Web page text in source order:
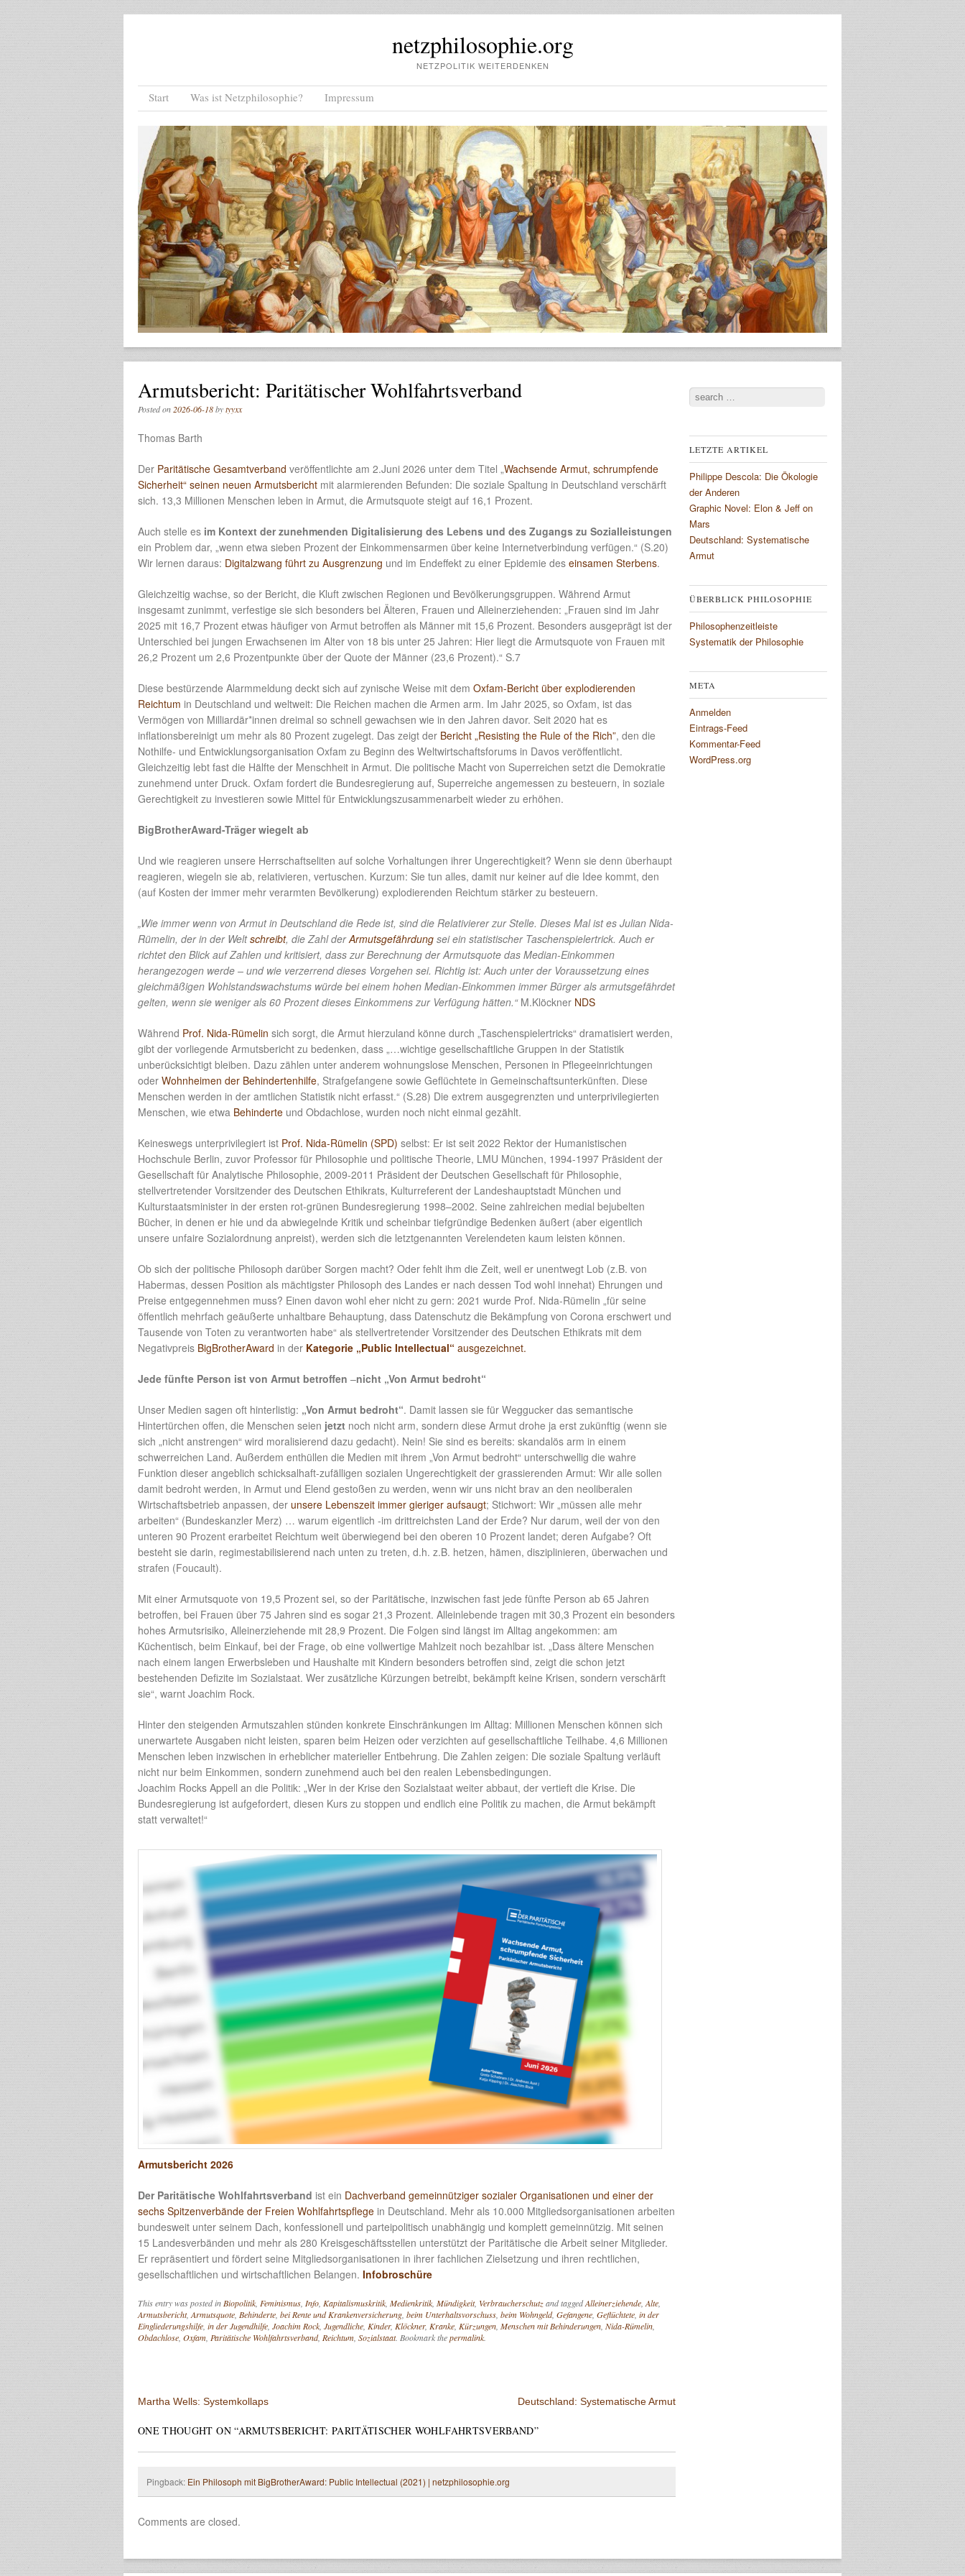
netzphilosophie.org
NETZPOLITIK WEITERDENKEN
Menu
Skip to content
Start Was ist Netzphilosophie? Impressum
Armutsbericht: Paritätischer Wohlfahrtsverband
Posted on 2026-06-18bytyyxx
Thomas Barth
Der Paritätische Gesamtverband veröffentlichte am 2.Juni 2026 unter dem Titel „Wachsende Armut, schrumpfende
Sicherheit“ seinen neuen Armutsbericht mit alarmierenden Befunden: Die soziale Spaltung in Deutschland verschärft
sich. 13,3 Millionen Menschen leben in Armut, die Armutsquote steigt auf 16,1 Prozent.
Auch stelle es im Kontext der zunehmenden Digitalisierung des Lebens und des Zugangs zu Sozialleistungen
ein Problem dar, „wenn etwa sieben Prozent der Einkommensarmen über keine Internetverbindung verfügen.“ (S.20)
Wir lernen daraus: Digitalzwang führt zu Ausgrenzung und im Endeffekt zu einer Epidemie des einsamen Sterbens.
Gleichzeitig wachse, so der Bericht, die Kluft zwischen Regionen und Bevölkerungsgruppen. Während Armut
insgesamt zunimmt, verfestige sie sich besonders bei Älteren, Frauen und Alleinerziehenden: „Frauen sind im Jahr
2025 mit 16,7 Prozent etwas häufiger von Armut betroffen als Männer mit 15,6 Prozent. Besonders ausgeprägt ist der
Unterschied bei jungen Erwachsenen im Alter von 18 bis unter 25 Jahren: Hier liegt die Armutsquote von Frauen mit
26,2 Prozent um 2,6 Prozentpunkte über der Quote der Männer (23,6 Prozent).“ S.7
Diese bestürzende Alarmmeldung deckt sich auf zynische Weise mit dem Oxfam-Bericht über explodierenden
Reichtum in Deutschland und weltweit: Die Reichen machen die Armen arm. Im Jahr 2025, so Oxfam, ist das
Vermögen von Milliardär*innen dreimal so schnell gewachsen wie in den Jahren davor. Seit 2020 hat es
inflationsbereinigt um mehr als 80 Prozent zugelegt. Das zeigt der Bericht „Resisting the Rule of the Rich”, den die
Nothilfe- und Entwicklungsorganisation Oxfam zu Beginn des Weltwirtschaftsforums in Davos veröffentlicht.
Gleichzeitig lebt fast die Hälfte der Menschheit in Armut. Die politische Macht von Superreichen setzt die Demokratie
zunehmend unter Druck. Oxfam fordert die Bundesregierung auf, Superreiche angemessen zu besteuern, in soziale
Gerechtigkeit zu investieren sowie Mittel für Entwicklungszusammenarbeit wieder zu erhöhen.
BigBrotherAward-Träger wiegelt ab
Und wie reagieren unsere Herrschaftseliten auf solche Vorhaltungen ihrer Ungerechtigkeit? Wenn sie denn überhaupt
reagieren, wiegeln sie ab, relativieren, vertuschen. Kurzum: Sie tun alles, damit nur keiner auf die Idee kommt, den
(auf Kosten der immer mehr verarmten Bevölkerung) explodierenden Reichtum stärker zu besteuern.
„Wie immer wenn von Armut in Deutschland die Rede ist, sind die Relativierer zur Stelle. Dieses Mal ist es Julian Nida-
Rümelin, der in der Weltschreibt, die Zahl derArmutsgefährdung sei ein statistischer Taschenspielertrick. Auch er
richtet den Blick auf Zahlen und kritisiert, dass zur Berechnung der Armutsquote das Median-Einkommen
herangezogen werde – und wie verzerrend dieses Vorgehen sei. Richtig ist: Auch unter der Voraussetzung eines
gleichmäßigen Wohlstandswachstums würde bei einem hohen Median-Einkommen immer Bürger als armutsgefährdet
gelten, wenn sie weniger als 60 Prozent dieses Einkommens zur Verfügung hätten.“M.Klöckner NDS
Während Prof. Nida-Rümelin sich sorgt, die Armut hierzuland könne durch „Taschenspielertricks“ dramatisiert werden,
gibt der vorliegende Armutsbericht zu bedenken, dass „…wichtige gesellschaftliche Gruppen in der Statistik
unberücksichtigt bleiben. Dazu zählen unter anderem wohnungslose Menschen, Personen in Pflegeeinrichtungen
oder Wohnheimen der Behindertenhilfe, Strafgefangene sowie Geflüchtete in Gemeinschaftsunterkünften. Diese
Menschen werden in der amtlichen Statistik nicht erfasst.“ (S.28) Die extrem ausgegrenzten und unterprivilegierten
Menschen, wie etwa Behinderte und Obdachlose, wurden noch nicht einmal gezählt.
Keineswegs unterprivilegiert ist Prof. Nida-Rümelin (SPD) selbst: Er ist seit 2022 Rektor der Humanistischen
Hochschule Berlin, zuvor Professor für Philosophie und politische Theorie, LMU München, 1994-1997 Präsident der
Gesellschaft für Analytische Philosophie, 2009-2011 Präsident der Deutschen Gesellschaft für Philosophie,
stellvertretender Vorsitzender des Deutschen Ethikrats, Kulturreferent der Landeshauptstadt München und
Kulturstaatsminister in der ersten rot-grünen Bundesregierung 1998–2002. Seine zahlreichen medial bejubelten
Bücher, in denen er hie und da abwiegelnde Kritik und scheinbar tiefgründige Bedenken äußert (aber eigentlich
unsere unfaire Sozialordnung anpreist), werden sich die letztgenannten Verelendeten kaum leisten können.
Ob sich der politische Philosoph darüber Sorgen macht? Oder fehlt ihm die Zeit, weil er unentwegt Lob (z.B. von
Habermas, dessen Position als mächtigster Philosoph des Landes er nach dessen Tod wohl innehat) Ehrungen und
Preise entgegennehmen muss? Einen davon wohl eher nicht zu gern: 2021 wurde Prof. Nida-Rümelin „für seine
öffentlich mehrfach geäußerte unhaltbare Behauptung, dass Datenschutz die Bekämpfung von Corona erschwert und
Tausende von Toten zu verantworten habe“ als stellvertretender Vorsitzender des Deutschen Ethikrats mit dem
Negativpreis BigBrotherAward in der Kategorie „Public Intellectual“ ausgezeichnet.
Jede fünfte Person ist von Armut betroffen –nicht „Von Armut bedroht“
Unser Medien sagen oft hinterlistig: „Von Armut bedroht“. Damit lassen sie für Weggucker das semantische
Hintertürchen offen, die Menschen seien jetzt noch nicht arm, sondern diese Armut drohe ja erst zukünftig (wenn sie
sich „nicht anstrengen“ wird moralisierend dazu gedacht). Nein! Sie sind es bereits: skandalös arm in einem
schwerreichen Land. Außerdem enthüllen die Medien mit ihrem „Von Armut bedroht“ unterschwellig die wahre
Funktion dieser angeblich schicksalhaft-zufälligen sozialen Ungerechtigkeit der grassierenden Armut: Wir alle sollen
damit bedroht werden, in Armut und Elend gestoßen zu werden, wenn wir uns nicht brav an den neoliberalen
Wirtschaftsbetrieb anpassen, der unsere Lebenszeit immer gieriger aufsaugt; Stichwort: Wir „müssen alle mehr
arbeiten“ (Bundeskanzler Merz) … warum eigentlich -im drittreichsten Land der Erde? Nur darum, weil der von den
unteren 90 Prozent erarbeitet Reichtum weit überwiegend bei den oberen 10 Prozent landet; deren Aufgabe? Oft
besteht sie darin, regimestabilisierend nach unten zu treten, d.h. z.B. hetzen, hämen, disziplinieren, überwachen und
strafen (Foucault).
Mit einer Armutsquote von 19,5 Prozent sei, so der Paritätische, inzwischen fast jede fünfte Person ab 65 Jahren
betroffen, bei Frauen über 75 Jahren sind es sogar 21,3 Prozent. Alleinlebende tragen mit 30,3 Prozent ein besonders
hohes Armutsrisiko, Alleinerziehende mit 28,9 Prozent. Die Folgen sind längst im Alltag angekommen: am
Küchentisch, beim Einkauf, bei der Frage, ob eine vollwertige Mahlzeit noch bezahlbar ist. „Dass ältere Menschen
nach einem langen Erwerbsleben und Haushalte mit Kindern besonders betroffen sind, zeigt die schon jetzt
bestehenden Defizite im Sozialstaat. Wer zusätzliche Kürzungen betreibt, bekämpft keine Krisen, sondern verschärft
sie“, warnt Joachim Rock.
Hinter den steigenden Armutszahlen stünden konkrete Einschränkungen im Alltag: Millionen Menschen können sich
unerwartete Ausgaben nicht leisten, sparen beim Heizen oder verzichten auf gesellschaftliche Teilhabe. 4,6 Millionen
Menschen leben inzwischen in erheblicher materieller Entbehrung. Die Zahlen zeigen: Die soziale Spaltung verläuft
nicht nur beim Einkommen, sondern zunehmend auch bei den realen Lebensbedingungen.
Joachim Rocks Appell an die Politik: „Wer in der Krise den Sozialstaat weiter abbaut, der vertieft die Krise. Die
Bundesregierung ist aufgefordert, diesen Kurs zu stoppen und endlich eine Politik zu machen, die Armut bekämpft
statt verwaltet!“
Armutsbericht 2026
Der Paritätische Wohlfahrtsverband ist ein Dachverband gemeinnütziger sozialer Organisationen und einer der
sechs Spitzenverbände der Freien Wohlfahrtspflege in Deutschland. Mehr als 10.000 Mitgliedsorganisationen arbeiten
bundesweit unter seinem Dach, konfessionell und parteipolitisch unabhängig und komplett gemeinnützig. Mit seinen
15 Landesverbänden und mehr als 280 Kreisgeschäftsstellen unterstützt der Paritätische die Arbeit seiner Mitglieder.
Er repräsentiert und fördert seine Mitgliedsorganisationen in ihrer fachlichen Zielsetzung und ihren rechtlichen,
gesellschaftlichen und wirtschaftlichen Belangen. Infobroschüre
This entry was posted in Biopolitik Feminismus Info Kapitalismuskritik Medienkritik Mündigkeit, Verbraucherschutzand taggedAlleinerziehende Alte
Armutsbericht, Armutsquote Behinderte bei Rente und Krankenversicherung beim Unterhaltsvorschuss beim Wohngeld, Gefangene Geflüchtete in der
Eingliederungshilfe in der Jugendhilfe Joachim Rock Jugendliche Kinder, Klöckner, Kranke Kürzungen Menschen mit Behinderungen Nida-Rümelin
Obdachlose Oxfam Paritätische Wohlfahrtsverband, Reichtum Sozialstaat. Bookmark thepermalink
Post navigation
Martha Wells: Systemkollaps Deutschland: Systematische Armut
ONE THOUGHT ON “ARMUTSBERICHT: PARITÄTISCHER WOHLFAHRTSVERBAND”
Pingback: Ein Philosoph mit BigBrotherAward: Public Intellectual (2021) | netzphilosophie.org
Comments are closed.
Search
LETZTE ARTIKEL
Philippe Descola: Die Ökologie
der Anderen
Graphic Novel: Elon & Jeff on
Mars
Deutschland: Systematische
Armut
ÜBERBLICK PHILOSOPHIE
Philosophenzeitleiste
Systematik der Philosophie
META
Anmelden
Eintrags-Feed
Kommentar-Feed
WordPress.org